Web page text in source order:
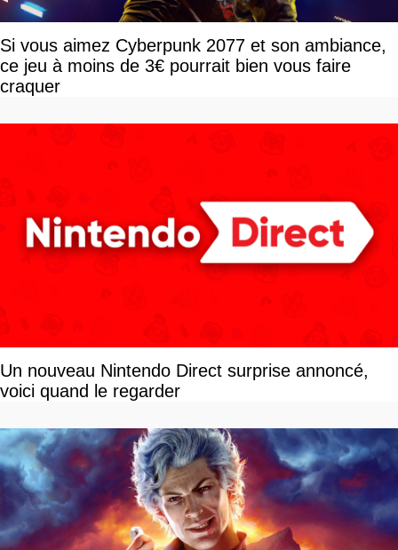
Si vous aimez Cyberpunk 2077 et son ambiance,
ce jeu à moins de 3€ pourrait bien vous faire
craquer
Un nouveau Nintendo Direct surprise annoncé,
voici quand le regarder